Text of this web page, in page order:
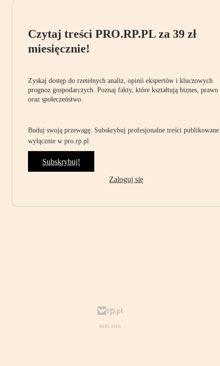
Czytaj treści PRO.RP.PL za 39 zł
miesięcznie!
Zyskaj dostęp do rzetelnych analiz, opinii ekspertów i kluczowych
prognoz gospodarczych. Poznaj fakty, które kształtują biznes, prawo
oraz społeczeństwo.
Buduj swoją przewagę. Subskrybuj profesjonalne treści publikowane
wyłącznie w pro.rp.pl.
Subskrybuj!
Zaloguj się